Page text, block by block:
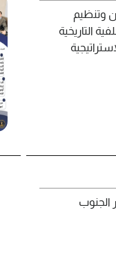
وتنظيم
التاريخية
الجنوب
عدن الخيري